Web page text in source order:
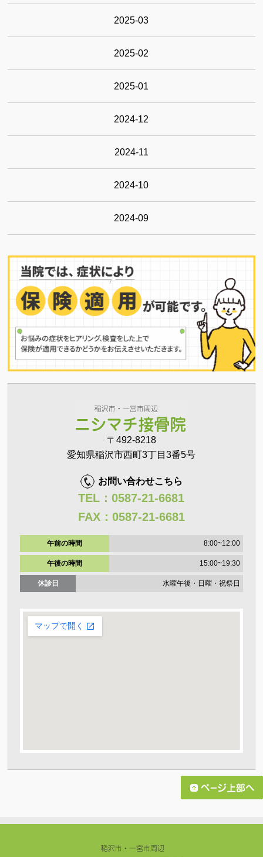
2025-03
2025-02
2025-01
2024-12
2024-11
2024-10
2024-09
〒492-8218
愛知県稲沢市西町3丁目3番5号
お問い合わせこちら
TEL：0587-21-6681
FAX：0587-21-6681
午前の時間 8:00~12:00
午後の時間 15:00~19:30
休診日 水曜午後・日曜・祝祭日